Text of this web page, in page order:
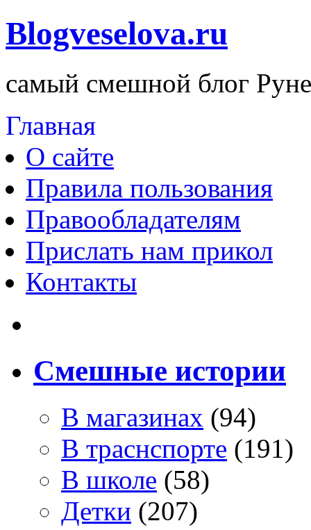
Blogveselova.ru
самый смешной блог
Главная
О сайте
Правила пользования
Правообладателям
Прислать нам прикол
Контакты
Смешные истории
В магазинах (94)
В траснспорте (191)
В школе (58)
Детки (207)